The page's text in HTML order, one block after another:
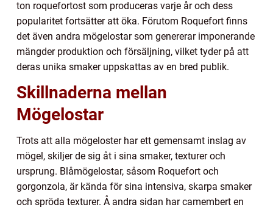
ton roquefortost som produceras varje år och dess
popularitet fortsätter att öka. Förutom Roquefort finns
det även andra mögelostar som genererar imponerande
mängder produktion och försäljning, vilket tyder på att
deras unika smaker uppskattas av en bred publik.
Skillnaderna mellan
Mögelostar
Trots att alla mögeloster har ett gemensamt inslag av
mögel, skiljer de sig åt i sina smaker, texturer och
ursprung. Blåmögelostar, såsom Roquefort och
gorgonzola, är kända för sina intensiva, skarpa smaker
och spröda texturer. Å andra sidan har camembert en